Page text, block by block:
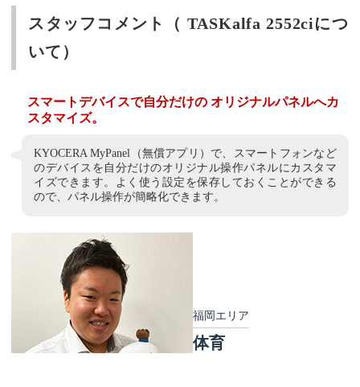
スタッフコメント（ TASKalfa 2552ciにつ
いて）
福岡エリア
体育
スマートデバイスで自分だけの オリジナルパネルへカ
スタマイズ。
KYOCERA MyPanel（無償アプリ）で、スマートフォンなど
のデバイスを自分だけのオリジナル操作パネルにカスタマ
イズできます。よく使う設定を保存しておくことができる
ので、パネル操作が簡略化できます。